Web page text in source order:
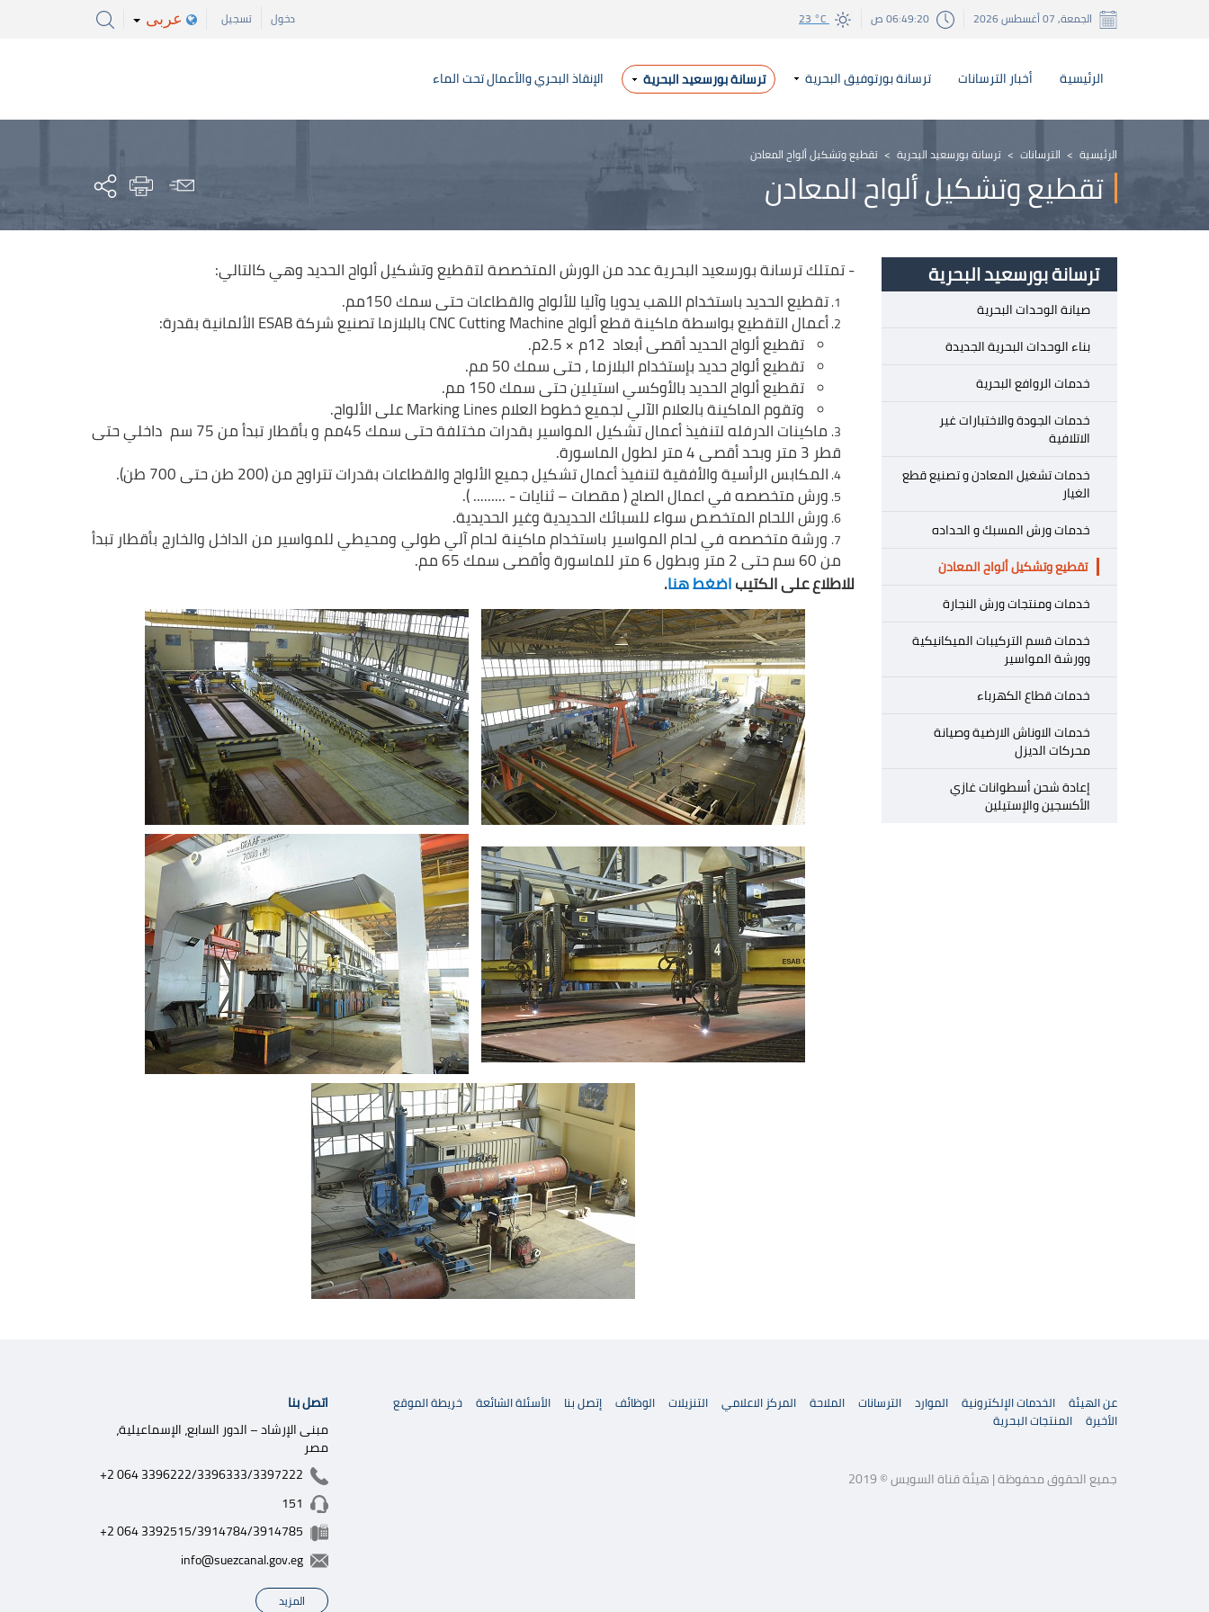
الجمعة, 07 أغسطس 2026 06:49:20 ص 23 °C عربى دخول تسجيل
الرئيسية أخبار الترسانات ترسانة بورتوفيق البحرية ترسانة بورسعيد البحرية الإنقاذ البحري والأعمال تحت الماء
الرئيسية > الترسانات > ترسانة بورسعيد البحرية > تقطيع وتشكيل ألواح المعادن
تقطيع وتشكيل ألواح المعادن
ترسانة بورسعيد البحرية
صيانة الوحدات البحرية
بناء الوحدات البحرية الجديدة
خدمات الروافع البحرية
خدمات الجودة والاختبارات غير
الاتلافية
خدمات تشغيل المعادن و تصنيع قطع
الغيار
خدمات ورش المسبك و الحداده
تقطيع وتشكيل ألواح المعادن
خدمات ومنتجات ورش النجارة
خدمات قسم التركيبات الميكانيكية
وورشة المواسير
خدمات قطاع الكهرباء
خدمات الاوناش الارضية وصيانة
محركات الديزل
إعادة شحن أسطوانات غازي
الأكسجين والإستيلين
- تمتلكترسانة بورسعيد البحرية عدد من الورش المتخصصة لتقطيع وتشكيل ألواح الحديد وهي كالتالي:
تقطيع الحديد باستخدام اللهب يدويا وآليا للألواح والقطاعات حتى سمك 150مم.
أعمال التقطيع بواسطة ماكينة قطع ألواح CNC Cutting Machine بالبلازما تصنيع شركة ESAB الألمانية بقدرة:
تقطيع ألواح الحديد أقصى أبعاد 12م × 2.5م.
تقطيع ألواح حديد بإستخدام البلازما ، حتى سمك 50 مم.
تقطيع ألواح الحديد بالأوكسي استيلين حتى سمك 150 مم.
وتقوم الماكينة بالعلام الآلي لجميع خطوط العلام Marking Lines على الألواح.
ماكينات الدرفله لتنفيذ أعمال تشكيل المواسير بقدرات مختلفة حتى سمك 45مم و بأقطار تبدأ من 75 سم داخلي حتى
قطر 3 متر وبحد أقصى 4 متر لطول الماسورة.
المكابس الرأسية والأفقية لتنفيذ أعمال تشكيل جميع الألواح والقطاعات بقدرات تتراوح من (200 طن حتى 700 طن).
ورش متخصصه في اعمال الصاج ( مقصات – ثنايات - ......... ).
ورش اللحام المتخصص سواء للسبائك الحديدية وغير الحديدية.
ورشة متخصصه في لحام المواسير باستخدام ماكينة لحام آلي طولي ومحيطي للمواسير من الداخل والخارج بأقطار تبدأ
من 60 سم حتى 2 متر وبطول 6 متر للماسورة وأقصى سمك 65 مم.
للاطلاع على الكتيباضغط هنا.
اتصل بنا
مبنى الإرشاد – الدور السابع، الإسماعيلية،
مصر
+2 064 3396222/3396333/3397222
151
+2 064 3392515/3914784/3914785
info@suezcanal.gov.eg
المزيد
عن الهيئة الخدمات الإلكترونية الموارد الترسانات الملاحة المركز الاعلامي التنزيلات الوظائف إتصل بنا الأسئلة الشائعة
خريطة الموقع
الأخيرة
المنتجات البحرية
جميع الحقوق محفوظة | هيئة قناة السويس © 2019